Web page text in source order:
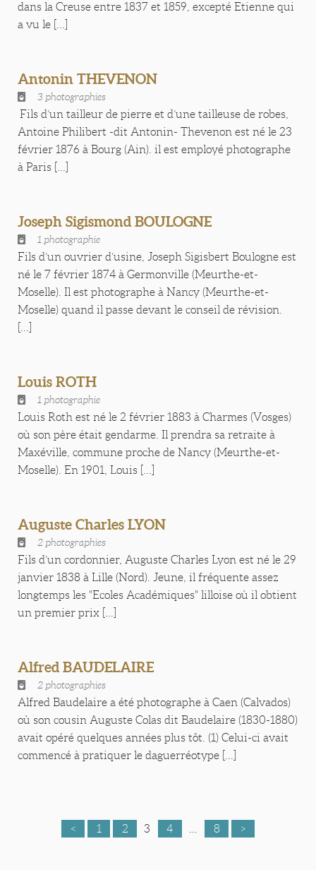
dans la Creuse entre 1837 et 1859, excepté Etienne qui
a vu le [...]
Antonin THEVENON
3 photographies
Fils d’un tailleur de pierre et d’une tailleuse de robes,
Antoine Philibert -dit Antonin- Thevenon est né le 23
février 1876 à Bourg (Ain). il est employé photographe
à Paris [...]
Joseph Sigismond BOULOGNE
1 photographie
Fils d’un ouvrier d’usine, Joseph Sigisbert Boulogne est
né le 7 février 1874 à Germonville (Meurthe-et-
Moselle). Il est photographe à Nancy (Meurthe-et-
Moselle) quand il passe devant le conseil de révision.
Louis ROTH
1 photographie
Louis Roth est né le 2 février 1883 à Charmes (Vosges)
où son père était gendarme. Il prendra sa retraite à
Maxéville, commune proche de Nancy (Meurthe-et-
Moselle). En 1901, Louis [...]
Auguste Charles LYON
2 photographies
Fils d’un cordonnier, Auguste Charles Lyon est né le 29
janvier 1838 à Lille (Nord). Jeune, il fréquente assez
longtemps les "Ecoles Académiques" lilloise où il obtient
un premier prix [...]
Alfred BAUDELAIRE
2 photographies
Alfred Baudelaire a été photographe à Caen (Calvados)
où son cousin Auguste Colas dit Baudelaire (1830-1880)
avait opéré quelques années plus tôt. (1) Celui-ci avait
commencé à pratiquer le daguerréotype [...]
< 1 2 3 4 8 >